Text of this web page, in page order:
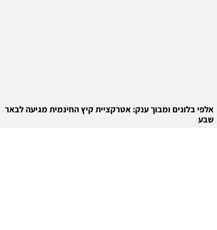
אלפי בלונים ומבוך ענק: אטרקציית קיץ החינמית מגיעה לבאר
שבע